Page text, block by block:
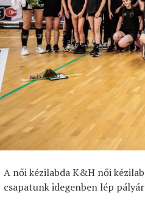
A női kézilabda K&H női
csapatunk idegenben lép